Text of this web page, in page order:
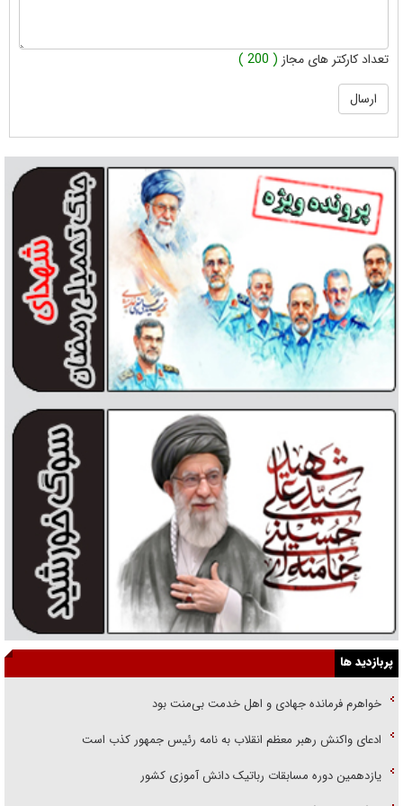
تعداد کارکتر های مجاز ( 200 )
پربازدید ها
خواهرم فرمانده جهادی و اهل خدمت بی‌منت بود
ادعای واکنش رهبر معظم انقلاب به نامه رئیس جمهور کذب است
یازدهمین دوره مسابقات رباتیک دانش آموزی کشور